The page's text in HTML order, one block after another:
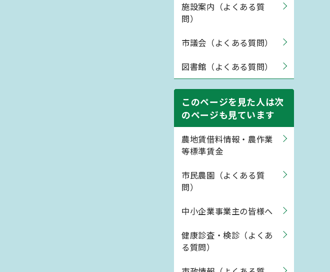
施設案内（よくある質
問）
市議会（よくある質問）
図書館（よくある質問）
このページを見た人は次
のページも見ています
農地賃借料情報・農作業
等標準賃金
市民農園（よくある質
問）
中小企業事業主の皆様へ
健康診査・検診（よくあ
る質問）